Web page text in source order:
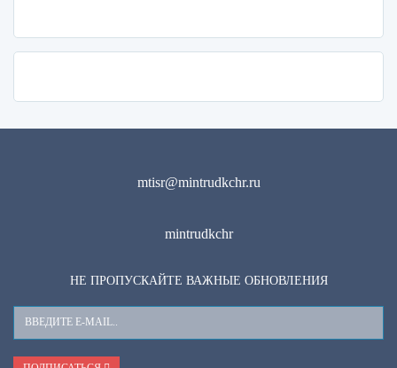
mtisr@mintrudkchr.ru
mintrudkchr
НЕ ПРОПУСКАЙТЕ ВАЖНЫЕ ОБНОВЛЕНИЯ
Ваш
E-
Mail